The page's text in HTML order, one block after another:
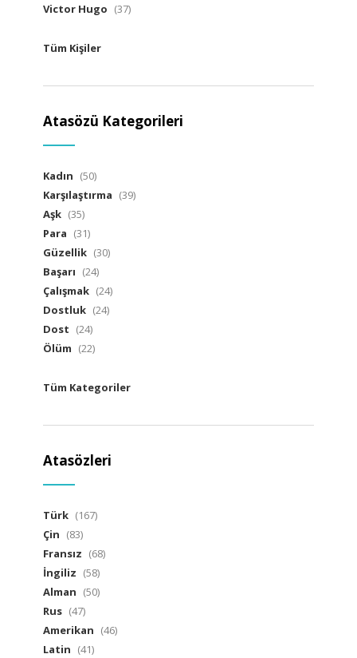
Victor Hugo (37)
Tüm Kişiler
Atasözü Kategorileri
Kadın (50)
Karşılaştırma (39)
Aşk (35)
Para (31)
Güzellik (30)
Başarı (24)
Çalışmak (24)
Dostluk (24)
Dost (24)
Ölüm (22)
Tüm Kategoriler
Atasözleri
Türk (167)
Çin (83)
Fransız (68)
İngiliz (58)
Alman (50)
Rus (47)
Amerikan (46)
Latin (41)